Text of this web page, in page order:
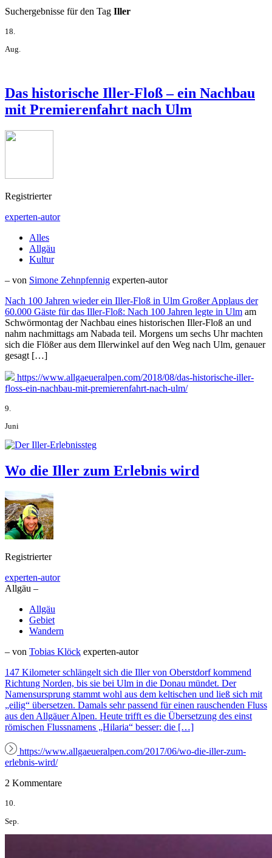
Suchergebnisse für den Tag Iller
18.
Aug.
Das historische Iller-Floß – ein Nachbau
mit Premierenfahrt nach Ulm
Registrierter
experten-autor
Alles
Allgäu
Kultur
– von Simone Zehnpfennig experten-autor
Nach 100 Jahren wieder ein Iller-Floß in Ulm Großer Applaus der
60.000 Gäste für das Iller-Floß: Nach 100 Jahren legte in Ulm am
Schwörmontag der Nachbau eines historischen Iller-Floß an und
nahm nachmittags am Nabada teil. Morgens um sechs Uhr machten
sich die Flößer aus dem Illerwinkel auf den Weg nach Ulm, genauer
gesagt […]
https://www.allgaeueralpen.com/2018/08/das-historische-iller-
floss-ein-nachbau-mit-premierenfahrt-nach-ulm/
9.
Juni
Wo die Iller zum Erlebnis wird
Registrierter
experten-autor
Allgäu –
Allgäu
Gebiet
Wandern
– von Tobias Klöck experten-autor
147 Kilometer schlängelt sich die Iller von Oberstdorf kommend
Richtung Norden, bis sie bei Ulm in die Donau mündet. Der
Namensursprung stammt wohl aus dem keltischen und ließ sich mit
„eilig“ übersetzen. Damals sehr passend für einen rauschenden Fluss
aus den Allgäuer Alpen. Heute trifft es die Übersetzung des einst
römischen Flussnamens „Hilaria“ besser: die […]
https://www.allgaeueralpen.com/2017/06/wo-die-iller-zum-
erlebnis-wird/
2 Kommentare
10.
Sep.